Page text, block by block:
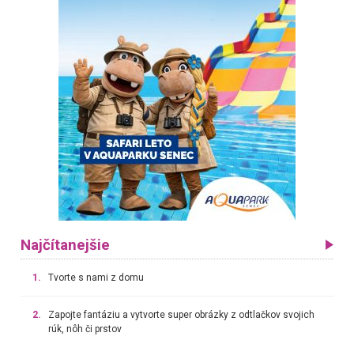
Najčítanejšie
1. Tvorte s nami z domu
2.
Zapojte fantáziu a vytvorte super obrázky z odtlačkov svojich
rúk, nôh či prstov